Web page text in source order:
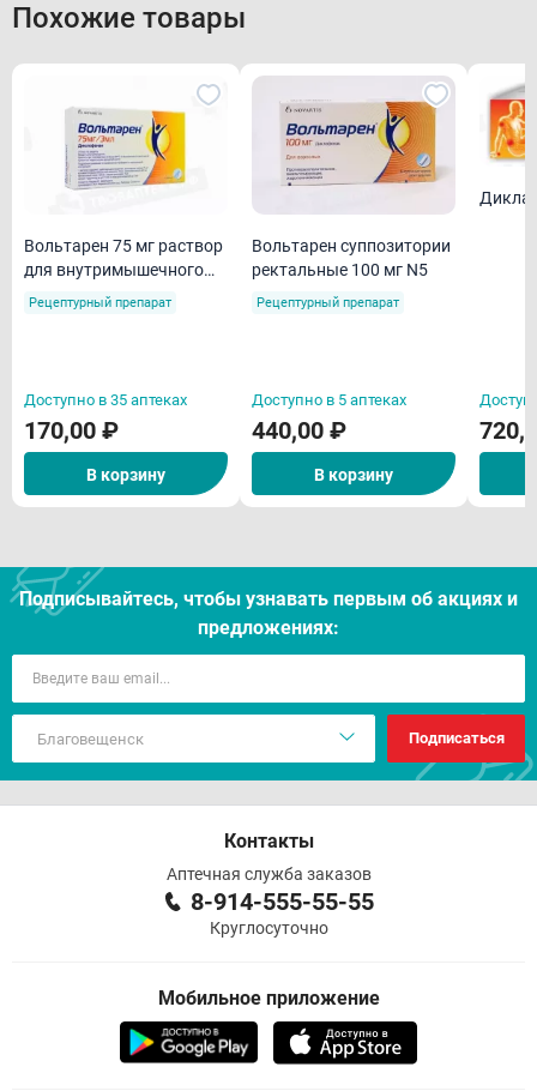
Похожие товары
Вольтарен 75 мг раствор
для внутримышечного
3мл ампулы N5
Рецептурный препарат
Доступно в 35 аптеках
170,00 ₽
В корзину
Вольтарен суппозитории
ректальные 100 мг N5
Рецептурный препарат
Доступно в 5 аптеках
440,00 ₽
В корзину
Подписывайтесь, чтобы узнавать первым об акцияx и
предложениях:
Подписаться
Контакты
Аптечная служба заказов
8-914-555-55-55
Круглосуточно
Мобильное приложение